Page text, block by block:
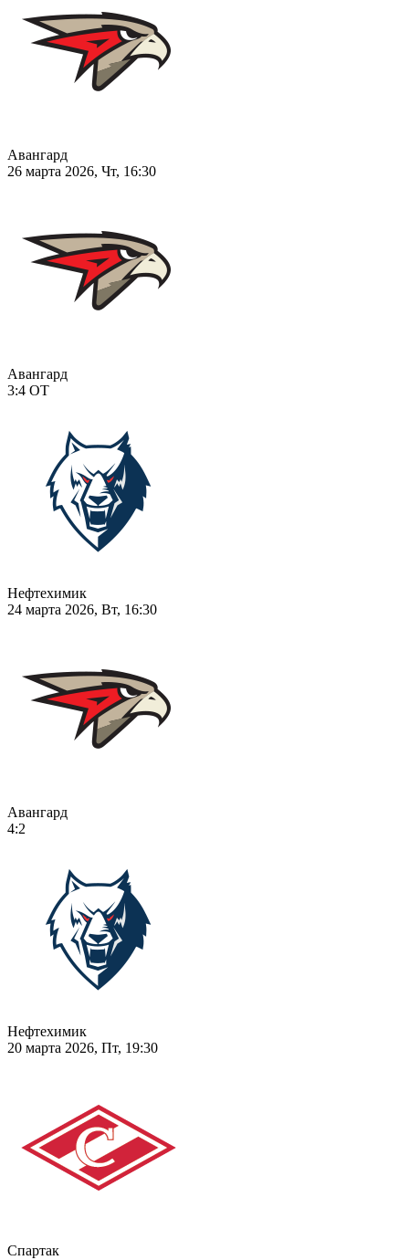
Авангард
26 марта 2026, Чт, 16:30
Авангард
3:4 ОТ
Нефтехимик
24 марта 2026, Вт, 16:30
Авангард
4:2
Нефтехимик
20 марта 2026, Пт, 19:30
Спартак